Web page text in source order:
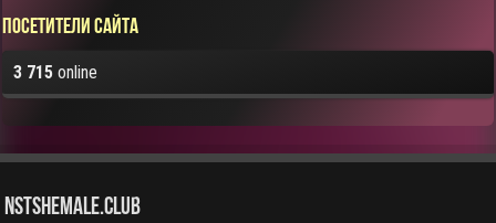
Посетители сайта
3 715 online
NstShemale.Club